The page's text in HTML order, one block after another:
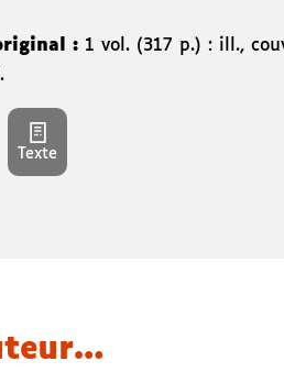
: 1 vol. (317 p.) : ill.,
.
Texte